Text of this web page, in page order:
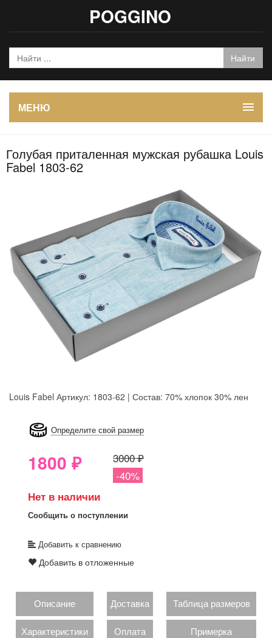
POGGINO
МЕНЮ
Голубая приталенная мужская рубашка Louis
Fabel 1803-62
Louis Fabel Артикул: 1803-62 | Состав: 70% хлопок 30% лен
Определите свой размер
1800 ₽
3000 ₽
-40%
Нет в наличии
Сообщить о поступлении
Добавить к сравнению
Добавить в отложенные
Описание Доставка Таблица размеров
Характеристики Оплата Примерка